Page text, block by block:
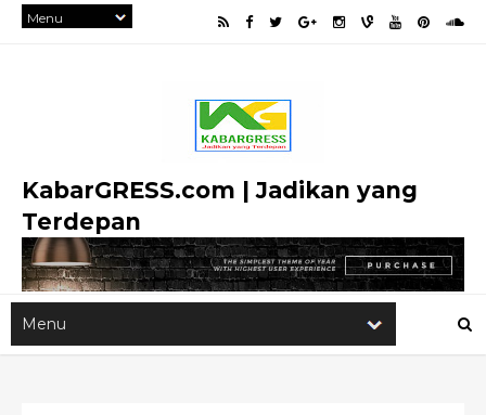
KabarGRESS.com | Jadikan yang
Terdepan